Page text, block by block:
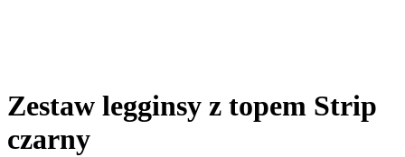
Zestaw legginsy z topem Strip
czarny